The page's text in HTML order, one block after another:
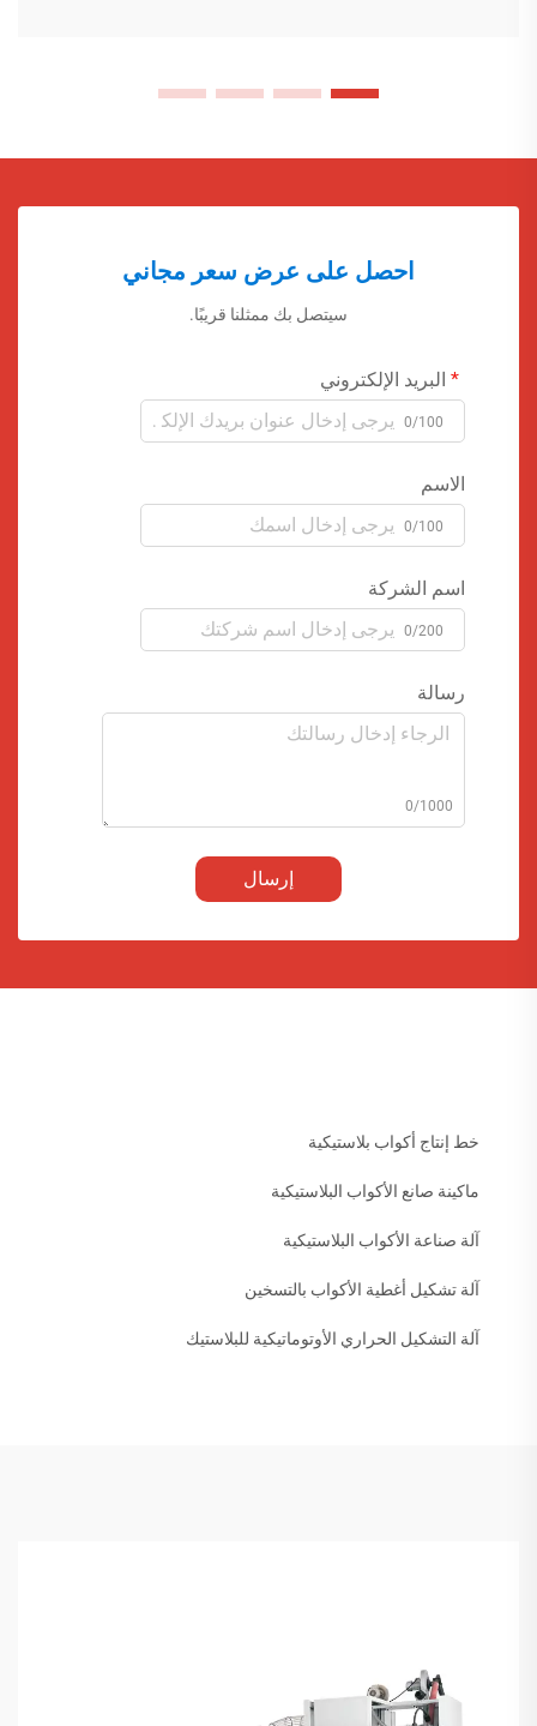
احصل على عرض سعر مجاني
سيتصل بك ممثلنا قريبًا.
البريد الإلكتروني
0/100
الاسم
0/100
اسم الشركة
0/200
رسالة
0/1000
إرسال
خط إنتاج أكواب بلاستيكية
ماكينة صانع الأكواب البلاستيكية
آلة صناعة الأكواب البلاستيكية
آلة تشكيل أغطية الأكواب بالتسخين
آلة التشكيل الحراري الأوتوماتيكية للبلاستيك